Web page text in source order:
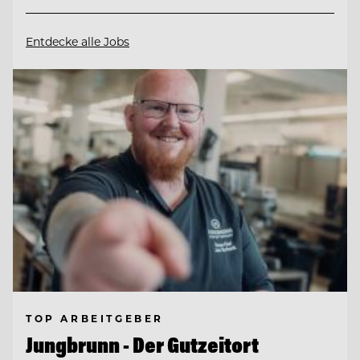
Entdecke alle Jobs
TOP ARBEITGEBER
Jungbrunn - Der Gutzeitort